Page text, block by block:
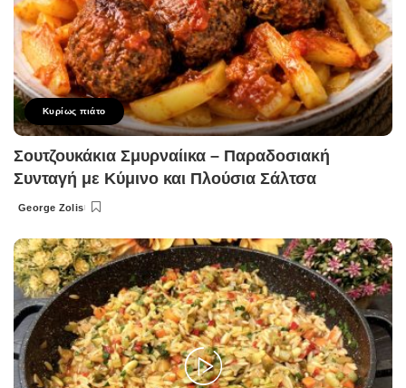
Κυρίως πιάτο
Σουτζουκάκια Σμυρναίικα – Παραδοσιακή
Συνταγή με Κύμινο και Πλούσια Σάλτσα
Posted
George Zolis